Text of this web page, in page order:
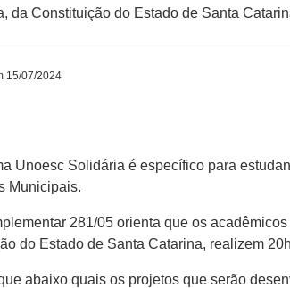
da Constituição do Estado de Santa
15/07/2024
Unoesc Solidária é específico para
Municipais.
281/05 orienta que os
do Estado de Santa Catarina, realizem
abaixo quais os projetos que serão